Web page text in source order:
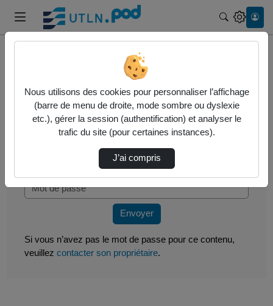
Présentation ePortfolio Karuta par E. Giraud…
Mot de passe requis
Cette vidéo est protégée par un mot de passe, veuillez
le fournir et cliquez sur envoyer.
Envoyer
Si vous n’avez pas le mot de passe pour ce contenu,
veuillezcontacter son propriétaire.
Nous utilisons des cookies pour personnaliser l’affichage
(barre de menu de droite, mode sombre ou dyslexie
etc.), gérer la session (authentification) et analyser le
trafic du site (pour certaines instances).
J’ai compris